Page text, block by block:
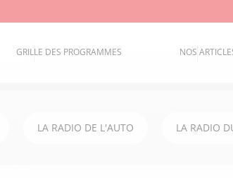
GRILLE DES PROGRAMMES NOS
LA RADIO DE L'AUTO LA RADIO